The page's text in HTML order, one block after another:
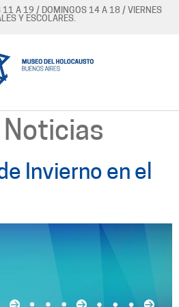
11 A 19 / DOMINGOS 14 A 18 / VIERNES
Y ESCOLARES.
Noticias
Invierno en el